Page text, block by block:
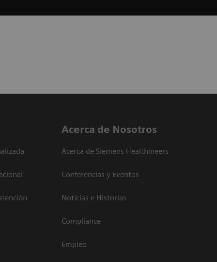
Acerca de Nosotros
Acerca de Siemens Healthineers
Conferencias y Eventos
Noticias e Historias
Compliance
Empleo